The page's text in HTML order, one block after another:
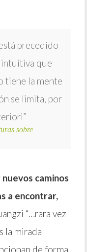
precedido
intuitiva que
tiene la mente
se limita, por
sobre
caminos
a encontrar,
“…rara vez
la mirada
de forma